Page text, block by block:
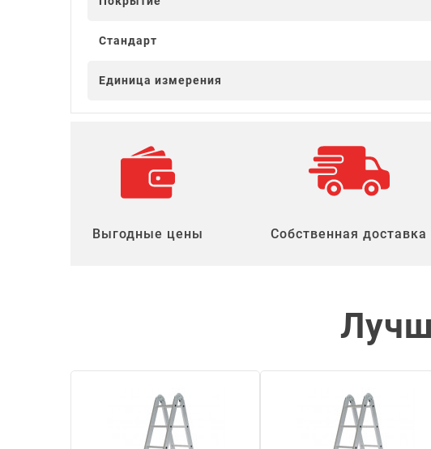
Стандарт
Единица измерения
Выгодные цены Собственная доставка